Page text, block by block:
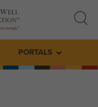
search
PORTALS Toggle